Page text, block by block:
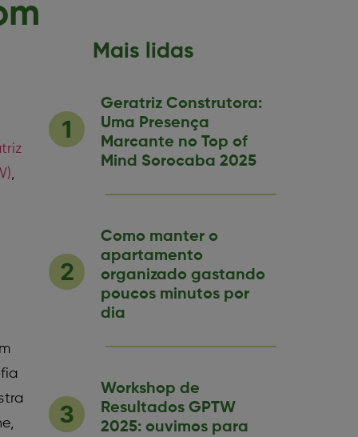
,
Mais lidas
Geratriz Construtora:
Uma Presença
Marcante no Top of
Mind Sorocaba 2025
Como manter o
apartamento
organizado gastando
poucos minutos por
dia
Workshop de
Resultados GPTW
2025: ouvimos para